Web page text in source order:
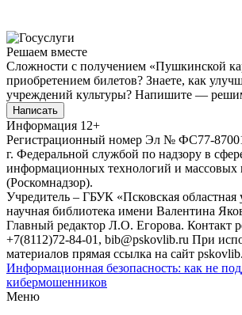
Решаем вместе
Сложности с получением «Пушкинской
приобретением билетов? Знаете, как
учреждений культуры? Напишите —
Написать
Информация 12+
Регистрационный номер Эл № ФС77-
г. Федеральной службой по надзору в
информационных технологий и массовых
(Роскомнадзор).
Учредитель – ГБУК «Псковская областная
научная библиотека имени Валентина
Главный редактор Л.О. Егорова. Контакт
+7(8112)72-84-01, bib@pskovlib.ru При
материалов прямая ссылка на сайт
Информационная безопасность: как не
кибермошенников
Меню